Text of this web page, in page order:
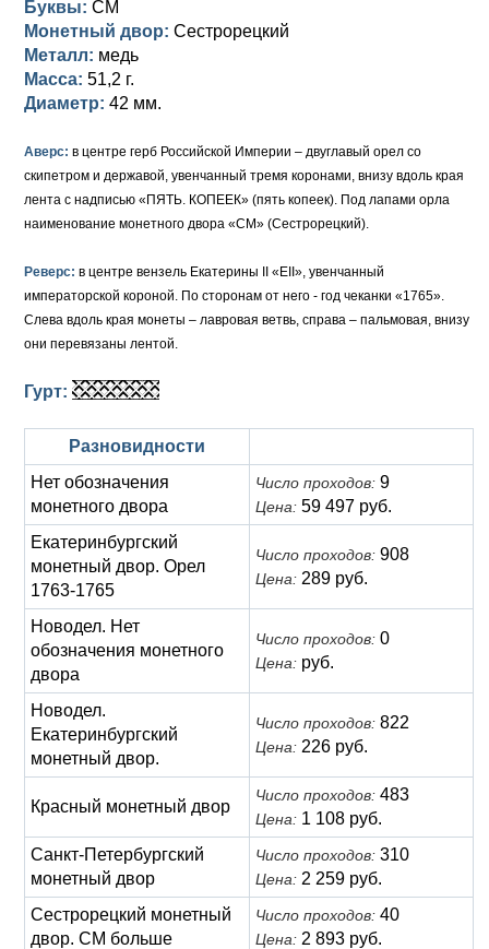
Русско-Польские
Для Польши
Для Грузии
Для Польши
Медь
Серебро
Медь
Для Молдавии и Валахии
Елизавета I (1741-1762)
Золото
Медь
Альбертусталер
Иоанн Антонович (1740-1741)
Петр II (1727-1730)
Золото
Серебро
Медь
Для Речи Посполитой
Буквы: СМ
Монетный двор: Сестрорецкий
Металл: медь
Масса: 51,2 г.
Диаметр: 42 мм.
Аверс: в центре герб Российской Империи – двуглавый орел со
скипетром и державой, увенчанный тремя коронами, внизу вдоль края
лента с надписью «ПЯТЬ. КОПЕЕК» (пять копеек). Под лапами орла
наименование монетного двора «СМ» (Сестрорецкий).
Реверс: в центре вензель Екатерины II «ЕII», увенчанный
императорской короной. По сторонам от него - год чеканки «1765».
Слева вдоль края монеты – лавровая ветвь, справа – пальмовая, внизу
они перевязаны лентой.
Гурт:
Разновидности
Нет обозначения
монетного двора
Число проходов: 9
Цена: 59 497 руб.
Екатеринбургский
монетный двор. Орел
1763-1765
Число проходов: 908
Цена: 289 руб.
Новодел. Нет
обозначения монетного
двора
Число проходов: 0
Цена: руб.
Новодел.
Екатеринбургский
монетный двор.
Число проходов: 822
Цена: 226 руб.
Красный монетный двор
Число проходов: 483
Цена: 1 108 руб.
Санкт-Петербургский
монетный двор
Число проходов: 310
Цена: 2 259 руб.
Сестрорецкий монетный
двор. СМ больше
Число проходов: 40
Цена: 2 893 руб.